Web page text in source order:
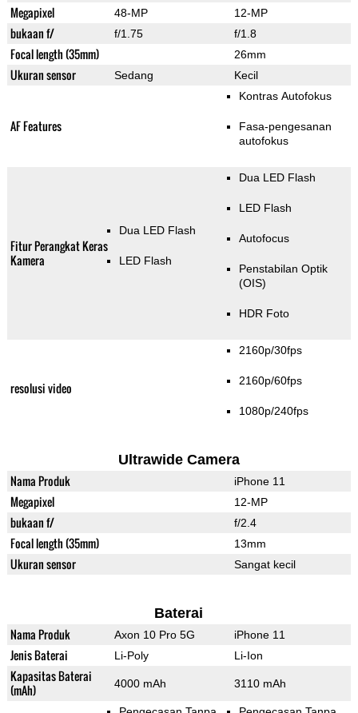
Megapixel 48-MP 12-MP
bukaan f/ f/1.75 f/1.8
Focal length (35mm) 26mm
Ukuran sensor Sedang Kecil
AF Features
Kontras Autofokus
Fasa-pengesanan
autofokus
Fitur Perangkat Keras
Kamera
Dua LED Flash
LED Flash
Dua LED Flash
LED Flash
Autofocus
Penstabilan Optik
(OIS)
HDR Foto
resolusi video
2160p/30fps
2160p/60fps
1080p/240fps
Ultrawide Camera
Nama Produk iPhone 11
Megapixel 12-MP
bukaan f/ f/2.4
Focal length (35mm) 13mm
Ukuran sensor Sangat kecil
Baterai
Nama Produk Axon 10 Pro 5G iPhone 11
Jenis Baterai Li-Poly Li-Ion
Kapasitas Baterai
(mAh)
4000 mAh 3110 mAh